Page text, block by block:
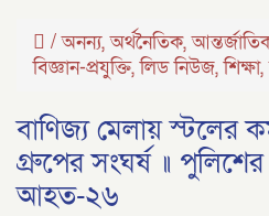
/অনন্য,অর্থনৈতিক,
বিজ্ঞান-প্রযুক্তি,লিড নিউজ,শিক্ষা,
বাণিজ্য মেলায় স্টলের
গ্রুপের সংঘর্ষ ॥ পুলিশের
আহত-২৬